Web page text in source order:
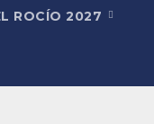
ROCÍO 2027